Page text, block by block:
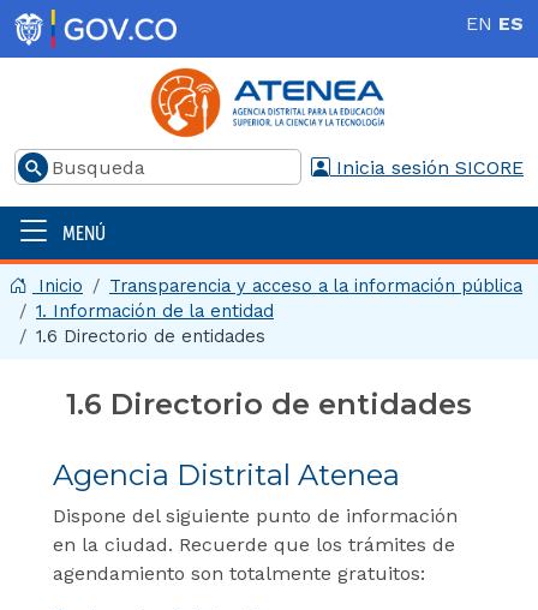
Pasar al contenido principal EN ES
Buscar Inicia sesión SICORE
Menú principal | 2025
MENÚ
Inicio
Transparencia y acceso a la información pública
1. Información de la entidad
1.6 Directorio de entidades
1.6 Directorio de entidades
Agencia Distrital Atenea
Dispone del siguiente punto de información
en la ciudad. Recuerde que los trámites de
agendamiento son totalmente gratuitos: